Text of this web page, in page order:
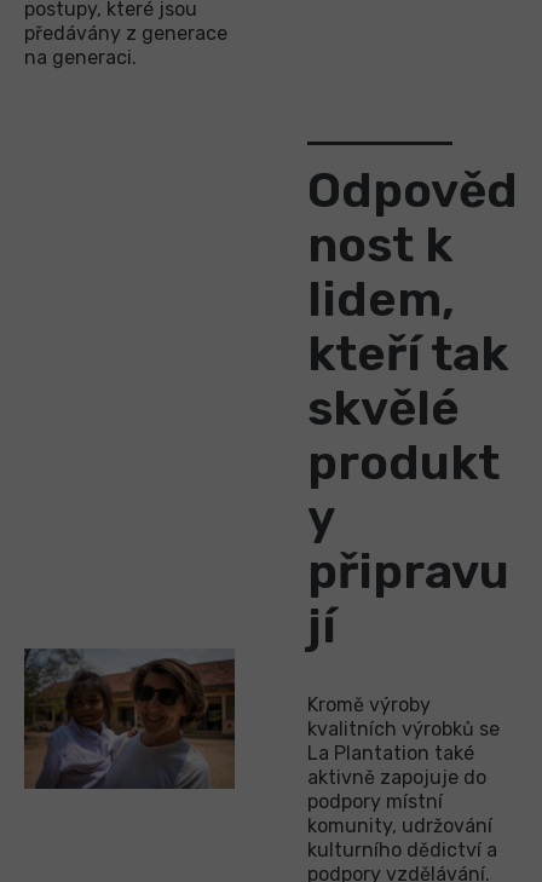
postupy, které jsou
předávány z generace
na generaci.
Odpověd
nost k
lidem,
kteří tak
skvělé
produkt
y
připravu
jí
Kromě výroby
kvalitních výrobků se
La Plantation také
aktivně zapojuje do
podpory místní
komunity, udržování
kulturního dědictví a
podpory vzdělávání.